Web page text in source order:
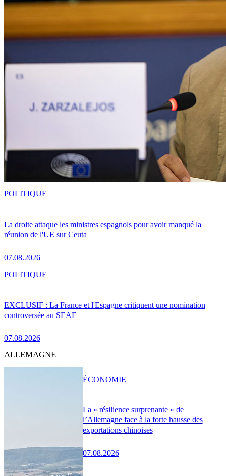
La droite attaque les ministres espagnols pour avoir manqué la
réunion de l'UE sur Ceuta
07.08.2026
POLITIQUE
EXCLUSIF : La France et l'Espagne critiquent une nomination
controversée au SEAE
07.08.2026
POLITIQUE
ALLEMAGNE
La « résilience surprenante » de
l’Allemagne face à la forte hausse des
exportations chinoises
07.08.2026
ÉCONOMIE